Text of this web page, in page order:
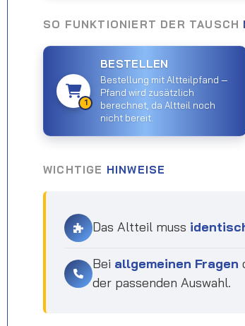
SO FUNKTIONIERT DER TAUSCH
1
BESTELLEN
Bestellung mit Altteilpfand —
Pfand wird zusätzlich
berechnet, da Altteil noch
nicht bereit.
WICHTIGE HINWEISE
Das Altteil muss
Bei allgemeinen Fragen
der passenden Auswahl.